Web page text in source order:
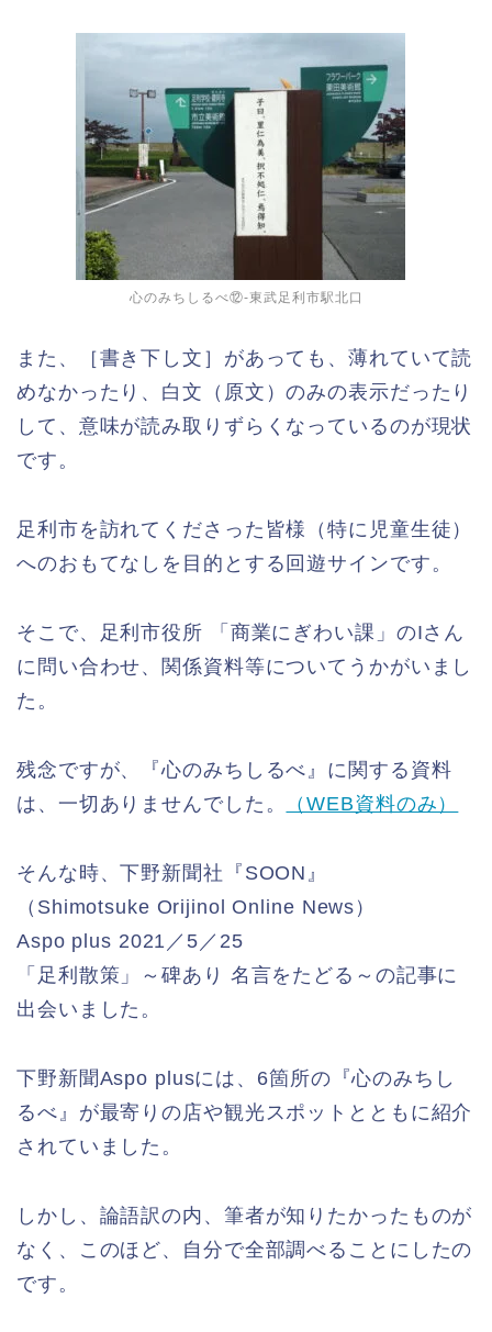
心のみちしるべ⑫-東武足利市駅北口
また、［書き下し文］があっても、薄れていて読
めなかったり、白文（原文）のみの表示だったり
して、意味が読み取りずらくなっているのが現状
です。
足利市を訪れてくださった皆様（特に児童生徒）
へのおもてなしを目的とする回遊サインです。
そこで、足利市役所 「商業にぎわい課」のIさん
に問い合わせ、関係資料等についてうかがいまし
た。
残念ですが、『心のみちしるべ』に関する資料
は、一切ありませんでした。
（WEB資料のみ）
そんな時、下野新聞社『SOON』
（Shimotsuke Orijinol Online News）
Aspo plus 2021／5／25
「足利散策」～碑あり 名言をたどる～の記事に
出会いました。
下野新聞Aspo plusには、6箇所の『心のみちし
るべ』が最寄りの店や観光スポットとともに紹介
されていました。
しかし、論語訳の内、筆者が知りたかったものが
なく、このほど、自分で全部調べることにしたの
です。